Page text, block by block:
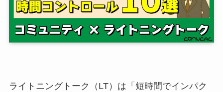
ライトニングトーク（LT）は「短時間でインパク